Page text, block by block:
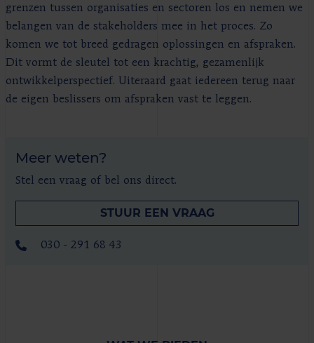
grenzen tussen organisaties en sectoren los en nemen we
belangen van de stakeholders mee in het proces. Zo
komen we tot breed gedragen oplossingen en afspraken.
Dit vormt de sleutel tot een krachtig, gezamenlijk
ontwikkelperspectief. Uiteraard gaat iedereen terug naar
de eigen beslissers om afspraken vast te leggen.
Meer weten?
Stel een vraag of bel ons direct.
STUUR EEN VRAAG
030 - 291 68 43